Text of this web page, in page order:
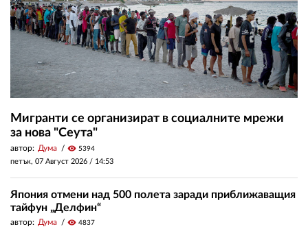
Мигранти се организират в социалните мрежи
за нова "Сеута"
автор: Дума visibility 5394
петък, 07 Август 2026 / 14:53
Япония отмени над 500 полета заради приближаващия
тайфун „Делфин“
автор: Дума visibility 4837